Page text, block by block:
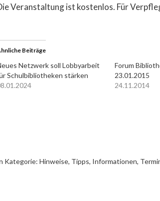
Veranstaltung ist kostenlos. Für
Beiträge
Netzwerk soll Lobbyarbeit
Schulbibliotheken stärken
Forum
23.01.2015
24.11.2014
Kategorie: Hinweise, Tipps, Informationen,